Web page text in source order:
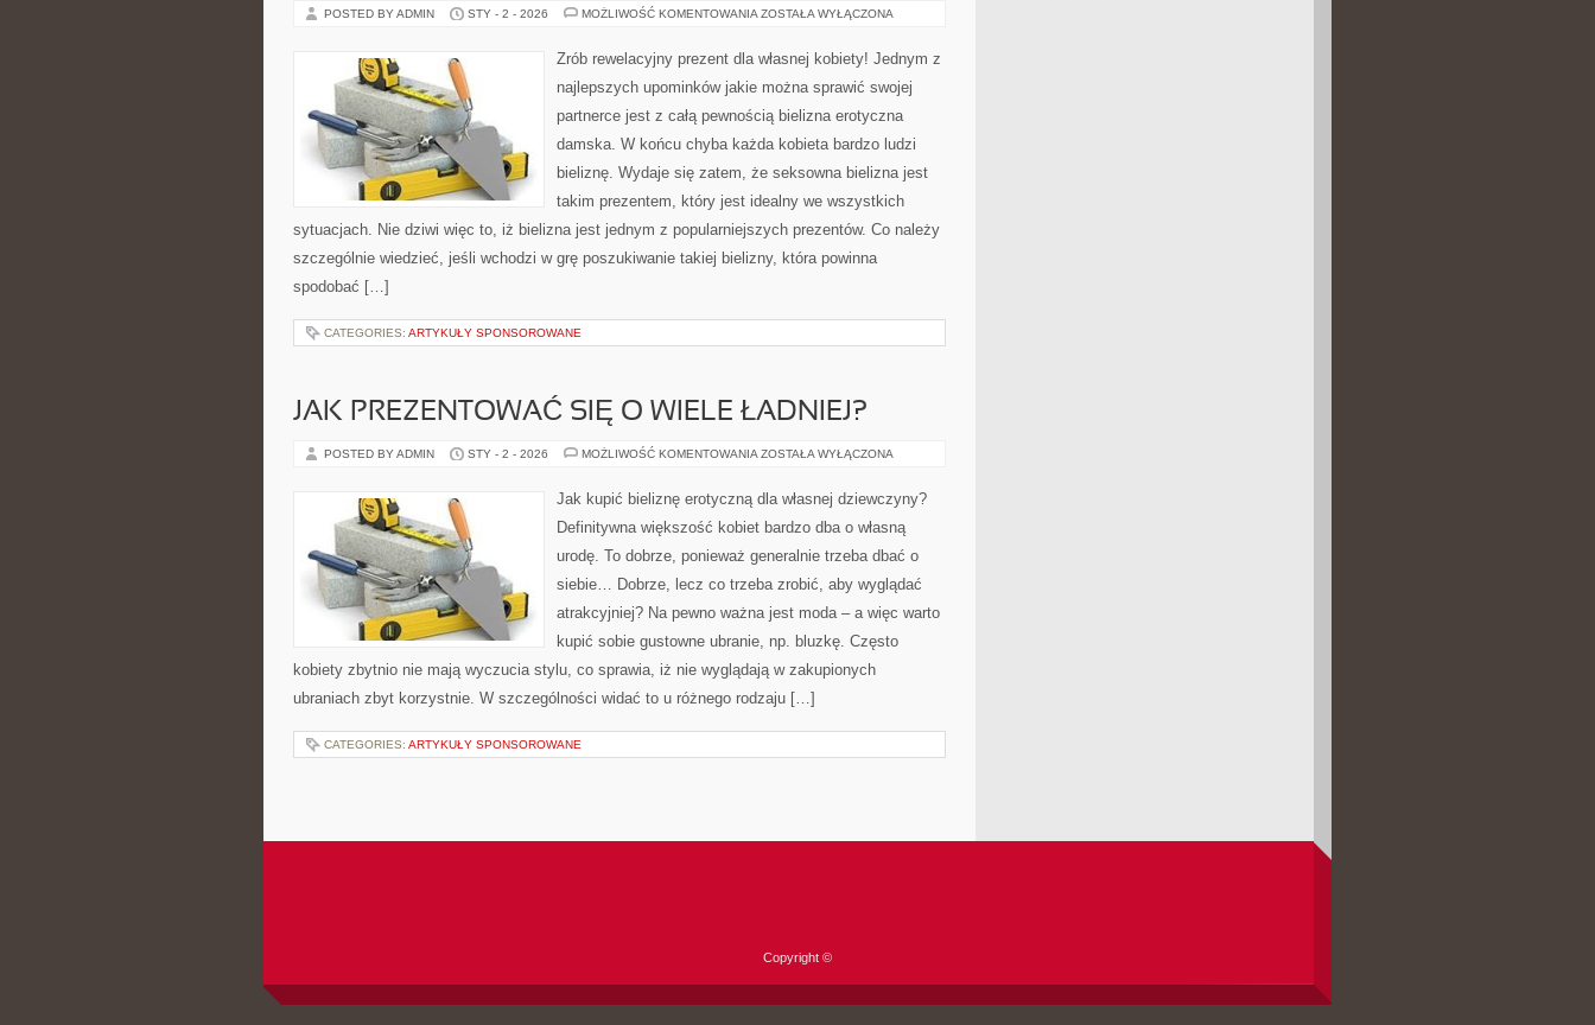
POSTED BY ADMIN STY - 2 - 2026 MOŻLIWOŚĆ KOMENTOWANIA CO
WARTO
KUPIĆ
PARTNERCE?
ZOSTAŁA WYŁĄCZONA
Zrób rewelacyjny prezent dla własnej kobiety! Jednym z
najlepszych upominków jakie można sprawić swojej
partnerce jest z całą pewnością bielizna erotyczna
damska. W końcu chyba każda kobieta bardzo ludzi
bieliznę. Wydaje się zatem, że seksowna bielizna jest
takim prezentem, który jest idealny we wszystkich
sytuacjach. Nie dziwi więc to, iż bielizna jest jednym z popularniejszych prezentów. Co należy
szczególnie wiedzieć, jeśli wchodzi w grę poszukiwanie takiej bielizny, która powinna
spodobać […]
CATEGORIES: ARTYKUŁY SPONSOROWANE
JAK PREZENTOWAĆ SIĘ O WIELE ŁADNIEJ?
POSTED BY ADMIN STY - 2 - 2026 MOŻLIWOŚĆ KOMENTOWANIA JAK
O
WIELE
ZOSTAŁA WYŁĄCZONA
Jak kupić bieliznę erotyczną dla własnej dziewczyny?
Definitywna większość kobiet bardzo dba o własną
urodę. To dobrze, ponieważ generalnie trzeba dbać o
siebie… Dobrze, lecz co trzeba zrobić, aby wyglądać
atrakcyjniej? Na pewno ważna jest moda – a więc warto
kupić sobie gustowne ubranie, np. bluzkę. Często
kobiety zbytnio nie mają wyczucia stylu, co sprawia, iż nie wyglądają w zakupionych
ubraniach zbyt korzystnie. W szczególności widać to u różnego rodzaju […]
CATEGORIES: ARTYKUŁY SPONSOROWANE
Copyright ©